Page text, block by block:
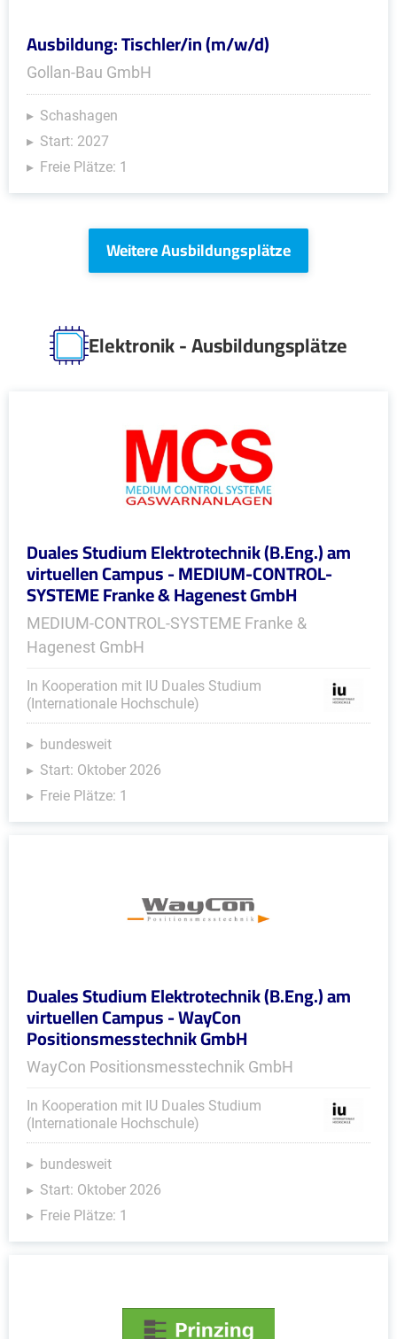
Ausbildung: Tischler/in (m/w/d)
Gollan-Bau GmbH
Schashagen
Start: 2027
Freie Plätze: 1
Weitere Ausbildungsplätze
Elektronik - Ausbildungsplätze
Duales Studium Elektrotechnik (B.Eng.) am
virtuellen Campus - MEDIUM-CONTROL-
SYSTEME Franke & Hagenest GmbH
MEDIUM-CONTROL-SYSTEME Franke &
Hagenest GmbH
In Kooperation mit IU Duales Studium
(Internationale Hochschule)
bundesweit
Start: Oktober 2026
Freie Plätze: 1
Duales Studium Elektrotechnik (B.Eng.) am
virtuellen Campus - WayCon
Positionsmesstechnik GmbH
WayCon Positionsmesstechnik GmbH
In Kooperation mit IU Duales Studium
(Internationale Hochschule)
bundesweit
Start: Oktober 2026
Freie Plätze: 1